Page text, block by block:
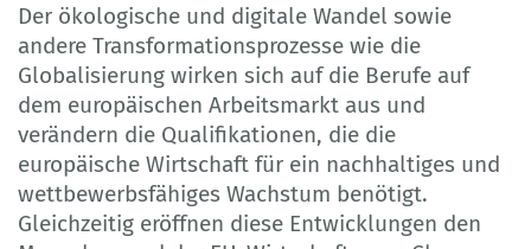
Der ökologische und digitale Wandel sowie
andere Transformationsprozesse wie die
Globalisierung wirken sich auf die Berufe auf
dem europäischen Arbeitsmarkt aus und
verändern die Qualifikationen, die die
europäische Wirtschaft für ein nachhaltiges und
wettbewerbsfähiges Wachstum benötigt.
Gleichzeitig eröffnen diese Entwicklungen den